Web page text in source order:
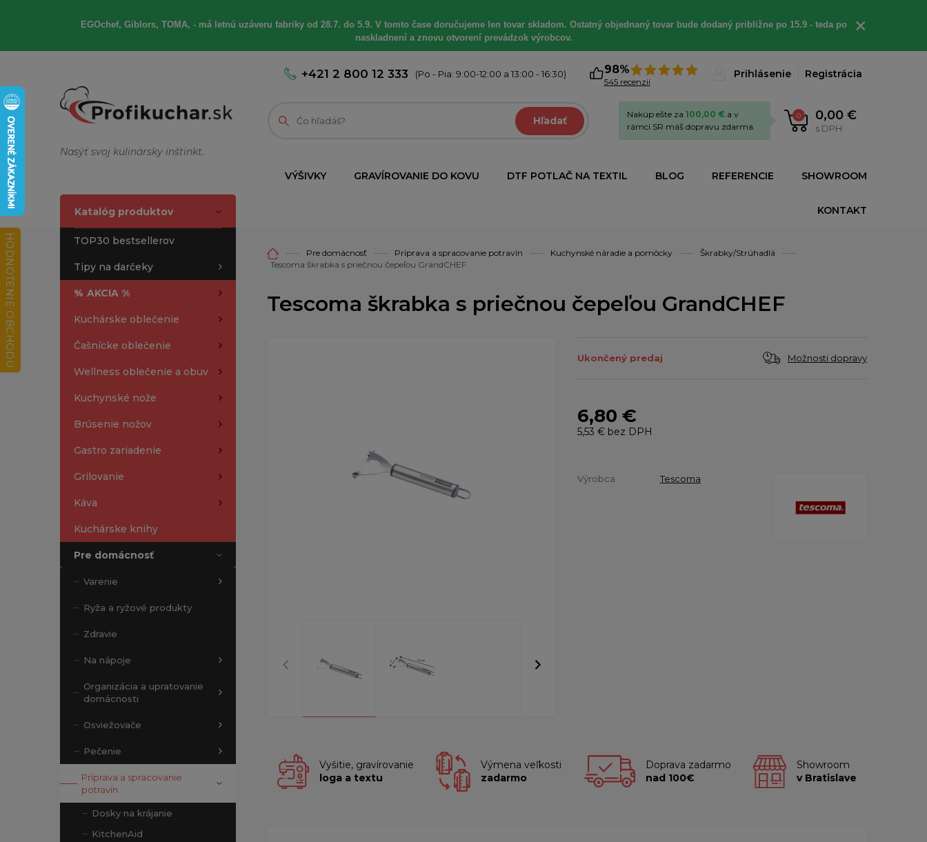
EGOchef, Giblors, TOMA, - má letnú uzáveru fabriky od 28.7. do 5.9. V tomto čase doručujeme len tovar skladom. Ostatný objednaný tovar bude dodaný približne po 15.9 - teda po
naskladnení a znovu otvorení prevádzok výrobcov.
×
Nasýť svoj kulinársky inštinkt.
+421 2 800 12 333 (Po - Pia: 9:00-12:00 a 13:00 - 16:30) 98%
545 recenzií
Prihlásenie Registrácia
Hľadať 0 0,00 €
s DPH
Nakúp ešte za 100,00 € a v
rámci SR máš dopravu zdarma.
VÝŠIVKY GRAVÍROVANIE DO KOVU DTF POTLAČ NA TEXTIL BLOG REFERENCIE SHOWROOM
KONTAKT
Katalóg produktov
TOP30 bestsellerov
Tipy na darčeky
% AKCIA %
Kuchárske oblečenie
Čašnícke oblečenie
Wellness oblečenie a obuv
Kuchynské nože
Brúsenie nožov
Gastro zariadenie
Grilovanie
Káva
Kuchárske knihy
Pre domácnosť
Varenie
Ryža a ryžové produkty
Zdravie
Na nápoje
Organizácia a upratovanie
domácnosti
Osviežovače
Pečenie
Príprava a spracovanie
potravín
Dosky na krájanie
KitchenAid
Pre domácnosť Príprava a spracovanie potravín Kuchynské náradie a pomôcky
Škrabky/Strúhadlá
Tescoma škrabka s priečnou čepeľou GrandCHEF
Tescoma škrabka s priečnou čepeľou GrandCHEF
Ukončený predaj Možnosti dopravy
6,80 €
5,53 € bez DPH
Výrobca Tescoma
Vyšitie, gravírovanie
loga a textu
Výmena veľkosti
zadarmo
Doprava zadarmo
nad 100€
Showroom
v Bratislave
HODNOTENIE OBCHODU